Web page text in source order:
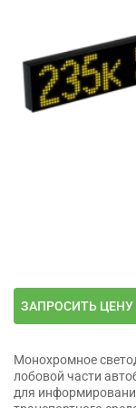
ЗАПРОСИТЬ ЦЕНУ
Монохромное
лобовой части
для